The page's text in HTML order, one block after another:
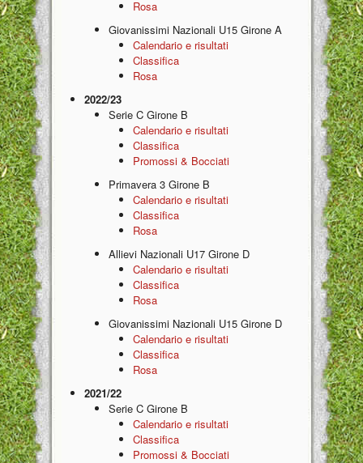
Rosa
Giovanissimi Nazionali U15 Girone A
Calendario e risultati
Classifica
Rosa
2022/23
Serie C Girone B
Calendario e risultati
Classifica
Promossi & Bocciati
Primavera 3 Girone B
Calendario e risultati
Classifica
Rosa
Allievi Nazionali U17 Girone D
Calendario e risultati
Classifica
Rosa
Giovanissimi Nazionali U15 Girone D
Calendario e risultati
Classifica
Rosa
2021/22
Serie C Girone B
Calendario e risultati
Classifica
Promossi & Bocciati